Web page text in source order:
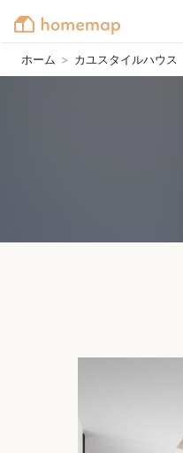
ホーム > カユスタイルハウス